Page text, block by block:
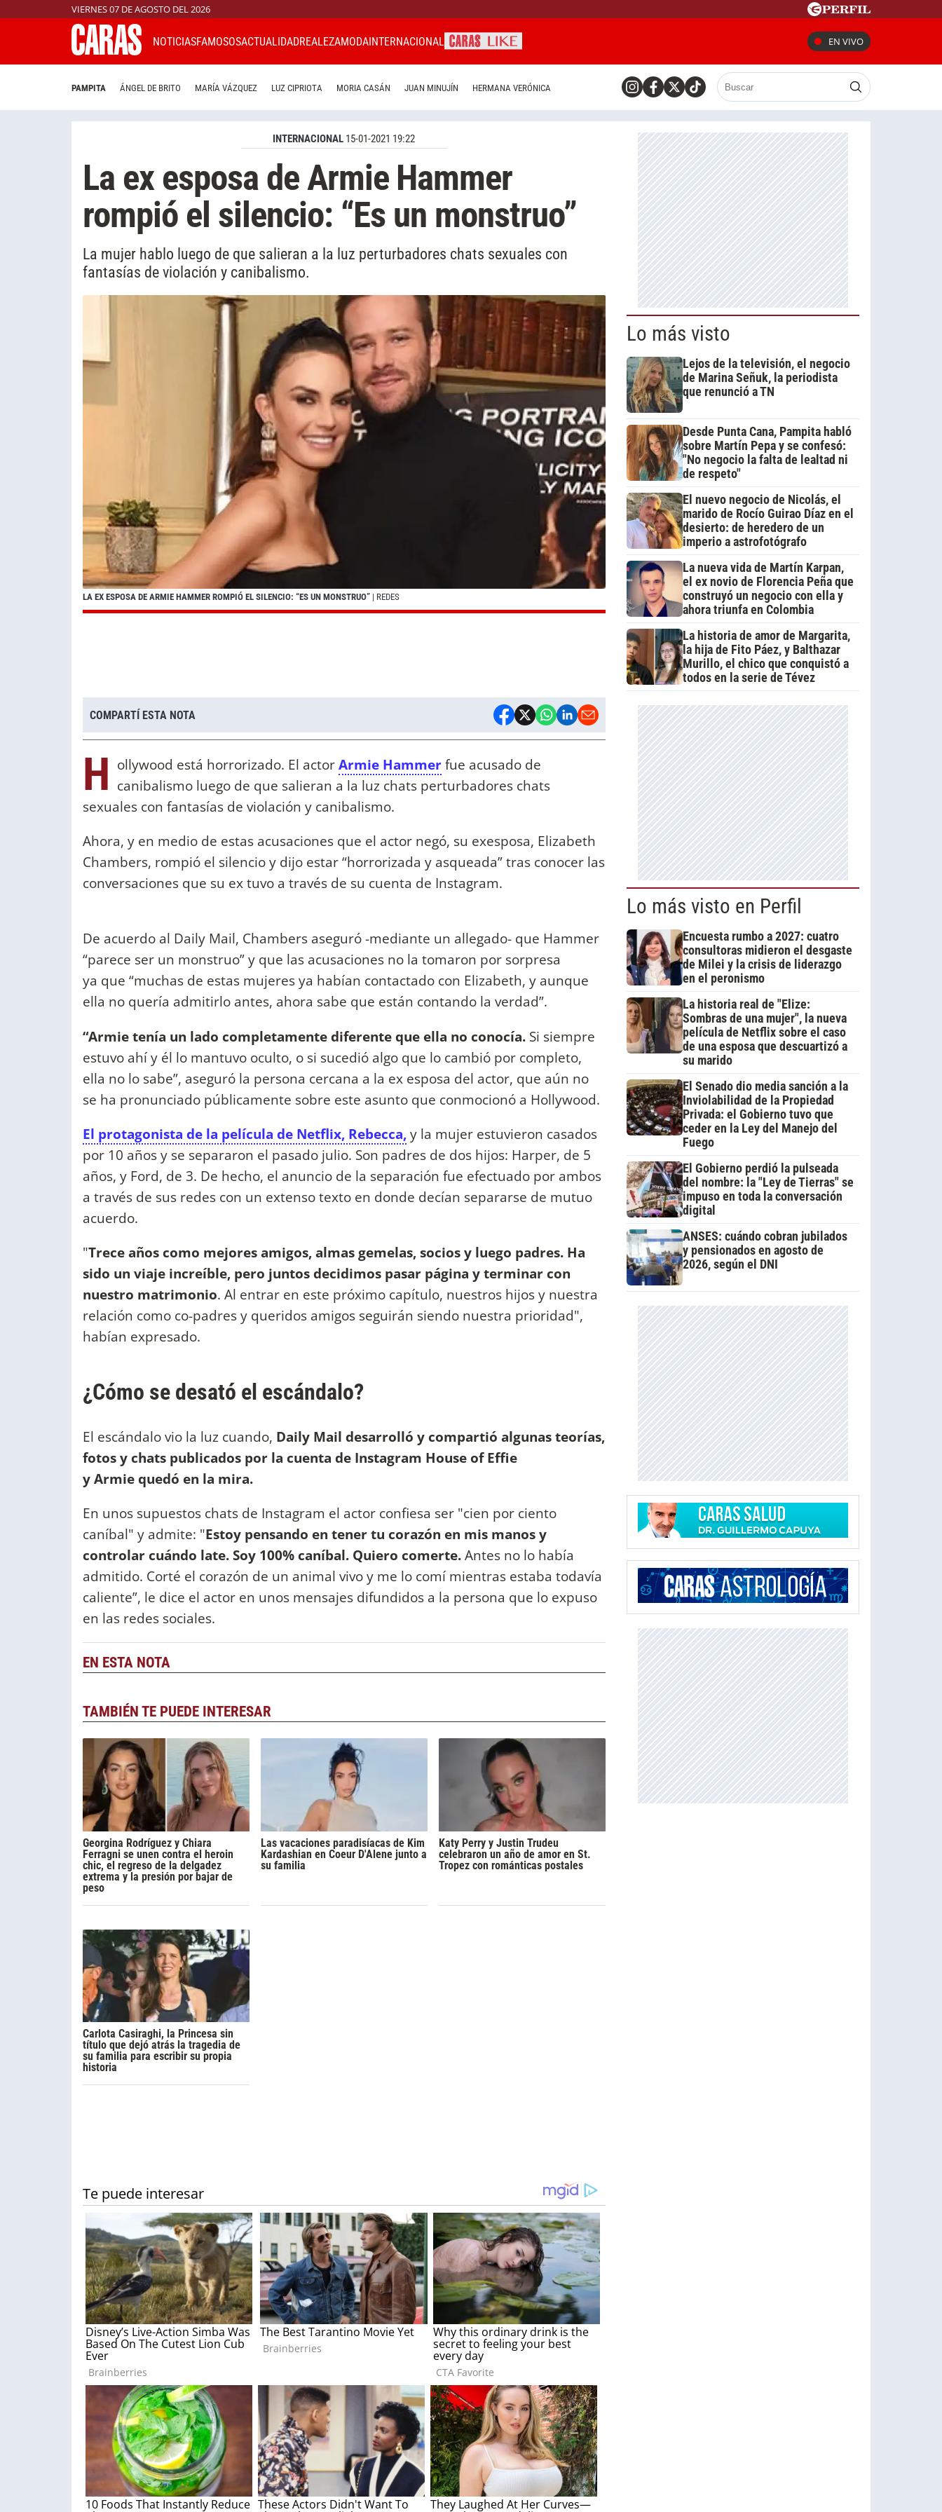
VIERNES 07 DE AGOSTO DEL 2026
NOTICIASFAMOSOSACTUALIDADREALEZAMODAINTERNACIONAL EN VIVO
PAMPITA ÁNGEL DE BRITO MARÍA VÁZQUEZ LUZ CIPRIOTA MORIA CASÁN JUAN MINUJÍN HERMANA VERÓNICA
INTERNACIONAL 15-01-2021 19:22
La ex esposa de Armie Hammer
rompió el silencio: “Es un monstruo”
La mujer hablo luego de que salieran a la luz perturbadores chats sexuales con
fantasías de violación y canibalismo.
LA EX ESPOSA DE ARMIE HAMMER ROMPIÓ EL SILENCIO: “ES UN MONSTRUO” | REDES
COMPARTÍ ESTA NOTA
H ollywood está horrorizado. El actorArmie Hammerfue acusado de
canibalismo luego de que salieran a la luz chats perturbadores chats
sexuales con fantasías de violación y canibalismo.
Ahora, y en medio de estas acusaciones que el actor negó, su exesposa, Elizabeth
Chambers, rompió el silencio y dijo estar “horrorizada y asqueada” tras conocer las
conversaciones que su ex tuvo a través de su cuenta de Instagram.
De acuerdo al Daily Mail, Chambers aseguró -mediante un allegado- que Hammer
“parece ser un monstruo” y que las acusaciones no la tomaron por sorpresa
ya que “muchas de estas mujeres ya habían contactado con Elizabeth, y aunque
ella no quería admitirlo antes, ahora sabe que están contando la verdad”.
“Armie tenía un lado completamente diferente que ella no conocía. Si siempre
estuvo ahí y él lo mantuvo oculto, o si sucedió algo que lo cambió por completo,
ella no lo sabe”, aseguró la persona cercana a la ex esposa del actor, que aún no
se ha pronunciado públicamente sobre este asunto que conmocionó a Hollywood.
El protagonista de la película de Netflix, Rebecca,y la mujer estuvieron casados
por 10 años y se separaron el pasado julio. Son padres de dos hijos: Harper, de 5
años, y Ford, de 3. De hecho, el anuncio de la separación fue efectuado por ambos
a través de sus redes con un extenso texto en donde decían separarse de mutuo
acuerdo.
"Trece años como mejores amigos, almas gemelas, socios y luego padres. Ha
sido un viaje increíble, pero juntos decidimos pasar página y terminar con
nuestro matrimonio. Al entrar en este próximo capítulo, nuestros hijos y nuestra
relación como co-padres y queridos amigos seguirán siendo nuestra prioridad",
habían expresado.
¿Cómo se desató el escándalo?
El escándalo vio la luz cuando, Daily Mail desarrolló y compartió algunas teorías,
fotos y chats publicados por la cuenta de Instagram House of Effie
y Armie quedó en la mira.
En unos supuestos chats de Instagram el actor confiesa ser "cien por ciento
caníbal" y admite: "Estoy pensando en tener tu corazón en mis manos y
controlar cuándo late. Soy 100% caníbal. Quiero comerte.Antes no lo había
admitido. Corté el corazón de un animal vivo y me lo comí mientras estaba todavía
caliente”, le dice el actor en unos mensajes difundidos a la persona que lo expuso
en las redes sociales.
EN ESTA NOTA
TAMBIÉN TE PUEDE INTERESAR
Georgina Rodríguez y Chiara
Ferragni se unen contra el heroin
chic, el regreso de la delgadez
extrema y la presión por bajar de
peso
Las vacaciones paradisíacas de Kim
Kardashian en Coeur D'Alene junto a
su familia
Katy Perry y Justin Trudeu
celebraron un año de amor en St.
Tropez con románticas postales
Carlota Casiraghi, la Princesa sin
título que dejó atrás la tragedia de
su familia para escribir su propia
historia
Lo más visto
Lejos de la televisión, el negocio
de Marina Señuk, la periodista
que renunció a TN
Desde Punta Cana, Pampita habló
sobre Martín Pepa y se confesó:
"No negocio la falta de lealtad ni
de respeto"
El nuevo negocio de Nicolás, el
marido de Rocío Guirao Díaz en el
desierto: de heredero de un
imperio a astrofotógrafo
La nueva vida de Martín Karpan,
el ex novio de Florencia Peña que
construyó un negocio con ella y
ahora triunfa en Colombia
La historia de amor de Margarita,
la hija de Fito Páez, y Balthazar
Murillo, el chico que conquistó a
todos en la serie de Tévez
Lo más visto en Perfil
Encuesta rumbo a 2027: cuatro
consultoras midieron el desgaste
de Milei y la crisis de liderazgo
en el peronismo
La historia real de "Elize:
Sombras de una mujer", la nueva
película de Netflix sobre el caso
de una esposa que descuartizó a
su marido
El Senado dio media sanción a la
Inviolabilidad de la Propiedad
Privada: el Gobierno tuvo que
ceder en la Ley del Manejo del
Fuego
El Gobierno perdió la pulseada
del nombre: la "Ley de Tierras" se
impuso en toda la conversación
digital
ANSES: cuándo cobran jubilados
y pensionados en agosto de
2026, según el DNI